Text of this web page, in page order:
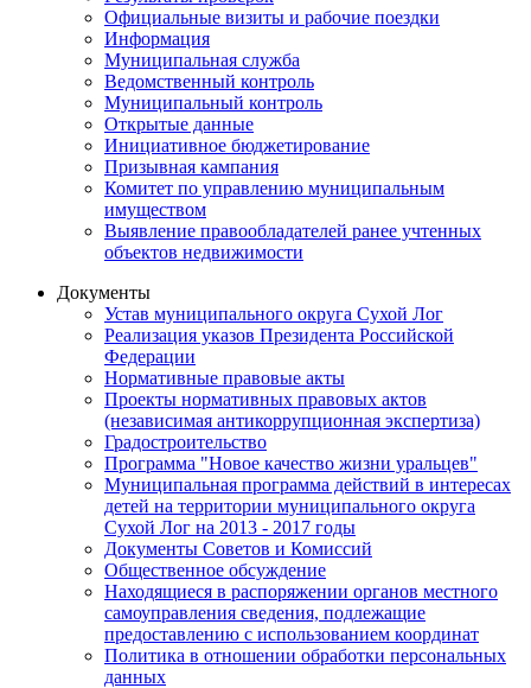
Официальные визиты и рабочие поездки
Информация
Муниципальная служба
Ведомственный контроль
Муниципальный контроль
Открытые данные
Инициативное бюджетирование
Призывная кампания
Комитет по управлению муниципальным
имуществом
Выявление правообладателей ранее учтенных
объектов недвижимости
Документы
Устав муниципального округа Сухой Лог
Реализация указов Президента Российской
Федерации
Нормативные правовые акты
Проекты нормативных правовых актов
(независимая антикоррупционная экспертиза)
Градостроительство
Программа "Новое качество жизни уральцев"
Муниципальная программа действий в интересах
детей на территории муниципального округа
Сухой Лог на 2013 - 2017 годы
Документы Советов и Комиссий
Общественное обсуждение
Находящиеся в распоряжении органов местного
самоуправления сведения, подлежащие
предоставлению с использованием координат
Политика в отношении обработки персональных
данных